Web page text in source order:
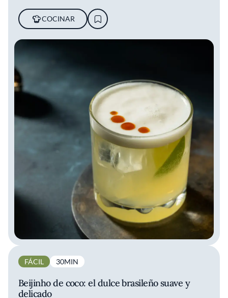
COCINAR
FÁCIL 30MIN
Beijinho de coco: el dulce brasileño suave y
delicado